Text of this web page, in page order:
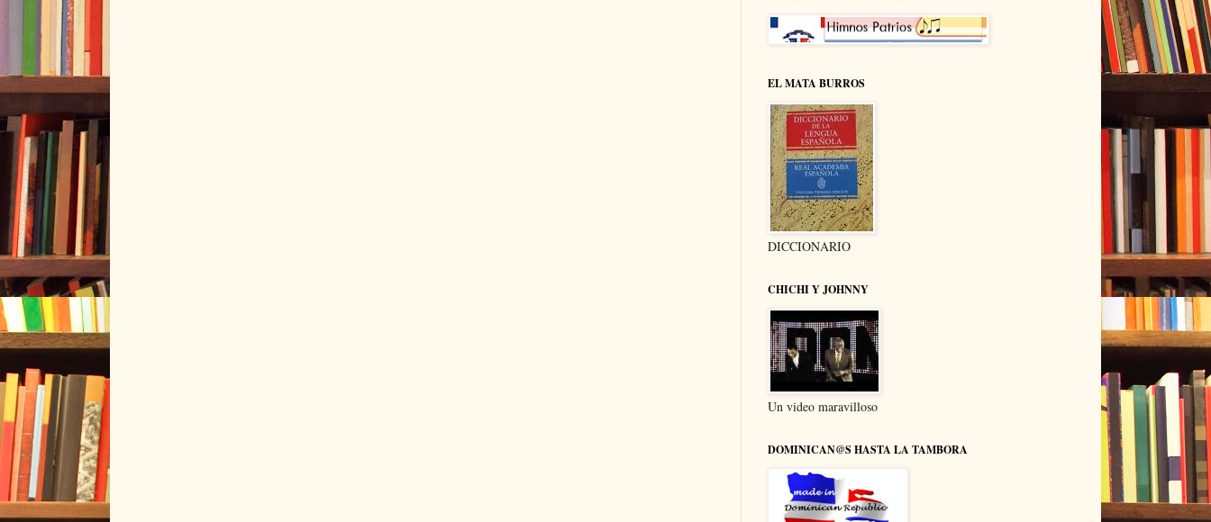
EL MATA BURROS
DICCIONARIO
CHICHI Y JOHNNY
Un video maravilloso
DOMINICAN@S HASTA LA TAMBORA